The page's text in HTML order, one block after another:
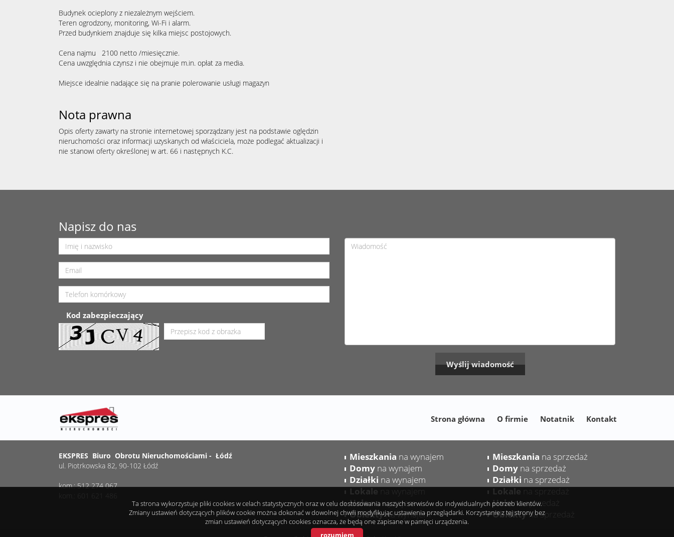
Budynek ocieplony z niezależnym wejściem.
Teren ogrodzony, monitoring, Wi-Fi i alarm.
Przed budynkiem znajduje się kilka miejsc postojowych.
Cena najmu 2100 netto /miesięcznie.
Cena uwzględnia czynsz i nie obejmuje m.in. opłat za media.
Miejsce idealnie nadające się na pranie polerowanie usługi magazyn
Nota prawna
Opis oferty zawarty na stronie internetowej sporządzany jest na podstawie oględzin
nieruchomości oraz informacji uzyskanych od właściciela, może podlegać aktualizacji i
nie stanowi oferty określonej w art. 66 i następnych K.C.
Napisz do nas
Kod zabezpieczający
Strona główna O firmie Notatnik Kontakt
EKSPRES Biuro Obrotu Nieruchomościami - Łódź
ul. Piotrkowska 82, 90-102 Łódź
kom.: 512 274 067
kom.: 601 621 486
Mieszkania na wynajem
Domy na wynajem
Działki na wynajem
Lokale na wynajem
Halena wynajem
Obiektyna wynajem
Mieszkania na sprzedaż
Domy na sprzedaż
Działki na sprzedaż
Lokale na sprzedaż
Halena sprzedaż
Obiektyna sprzedaż
Ta strona wykorzystuje pliki cookies w celach statystycznych oraz w celu dostosowania naszych serwisów do indywidualnych potrzeb klientów.
Zmiany ustawień dotyczących plików cookie można dokonać w dowolnej chwili modyfikując ustawienia przeglądarki. Korzystanie z tej strony bez
zmian ustawień dotyczących cookies oznacza, że będą one zapisane w pamięci urządzenia.
rozumiem